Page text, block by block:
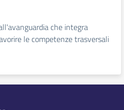
che integra
le competenze trasversali